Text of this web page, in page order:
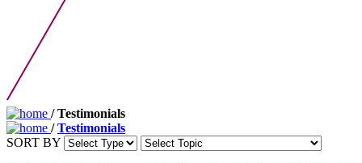
/ Testimonials
/Testimonials
SORT BY